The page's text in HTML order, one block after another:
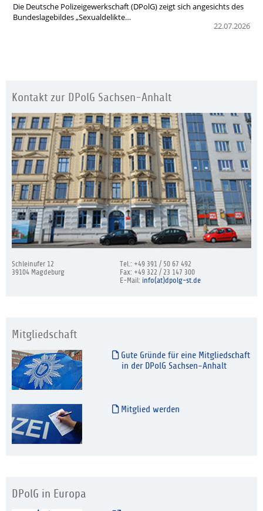
Die Deutsche Polizeigewerkschaft (DPolG) zeigt sich angesichts des
Bundeslagebildes „Sexualdelikte…
22.07.2026
Kontakt zur DPolG Sachsen-Anhalt
Schleinufer 12
39104 Magdeburg
Tel.: +49 391 / 50 67 492
Fax: +49 322 / 23 147 300
E-Mail: info(at)dpolg-st.de
Mitgliedschaft
Gute Gründe für eine Mitgliedschaft
in der DPolG Sachsen-Anhalt
Mitglied werden
DPolG in Europa